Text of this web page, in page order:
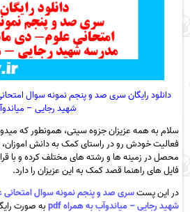
شهید رجایی –
سلام به همه عزیزان جزوه سیتی، همونطور که
فعالیت خودش رو در راستای کمک به دانش اموزان،
محصل در زمینه ها و رشته های مختلف کرده و با
فایل های راهنما قصد کمک به این عزیزان را دارد.
در این پست
شهید رجایی – میاندوآب به همراه pdf
به صورت